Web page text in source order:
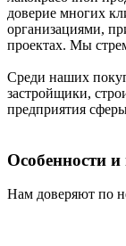
доверие многих
организациями,
проектах. Мы
Среди наших
застройщики,
предприятия
Особенности
Нам доверяют по